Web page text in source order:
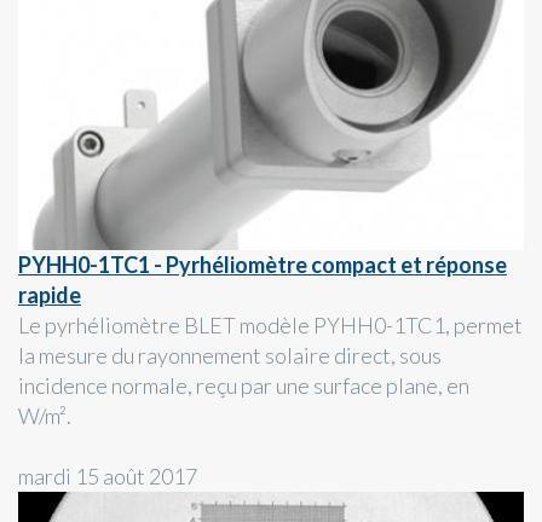
PYHH0-1TC1 - Pyrhéliomètre compact et réponse
rapide
Le pyrhéliomètre BLET modèle PYHH0-1TC1, permet
la mesure du rayonnement solaire direct, sous
incidence normale, reçu par une surface plane, en
W/m².
mardi 15 août 2017